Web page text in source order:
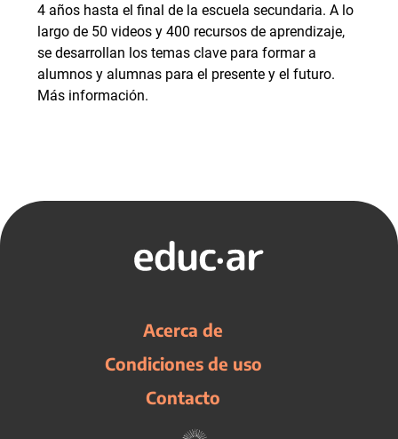
4 años hasta el final de la escuela secundaria. A lo
largo de 50 videos y 400 recursos de aprendizaje,
se desarrollan los temas clave para formar a
alumnos y alumnas para el presente y el futuro.
Más información.
Acerca de
Condiciones de uso
Contacto